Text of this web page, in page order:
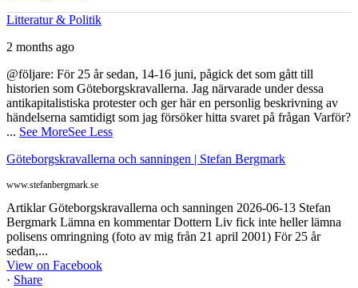
Litteratur & Politik
2 months ago
@följare: För 25 år sedan, 14-16 juni, pågick det som gått till
historien som Göteborgskravallerna. Jag närvarade under dessa
antikapitalistiska protester och ger här en personlig beskrivning av
händelserna samtidigt som jag försöker hitta svaret på frågan Varför?
... See MoreSee Less
Göteborgskravallerna och sanningen | Stefan Bergmark
www.stefanbergmark.se
Artiklar Göteborgskravallerna och sanningen 2026-06-13 Stefan
Bergmark Lämna en kommentar Dottern Liv fick inte heller lämna
polisens omringning (foto av mig från 21 april 2001) För 25 år
sedan,...
View on Facebook
· Share